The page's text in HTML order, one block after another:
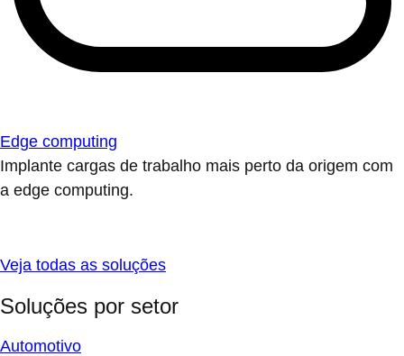
Edge computing
Implante cargas de trabalho mais perto da origem com
a edge computing.
Veja todas as soluções
Soluções por setor
Automotivo